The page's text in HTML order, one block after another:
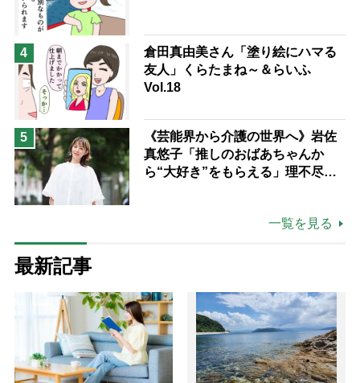
4
倉田真由美さん「塗り絵にハマる
友人」くらたまね～＆らいふ
Vol.18
5
《芸能界から介護の世界へ》岩佐
真悠子「推しのおばあちゃんか
ら“大好き”をもらえる」理不尽さ
一覧を見る
最新記事